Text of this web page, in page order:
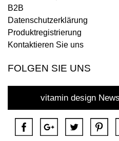
B2B
Datenschutzerklärung
Produktregistrierung
Kontaktieren Sie uns
FOLGEN SIE UNS
vitamin design